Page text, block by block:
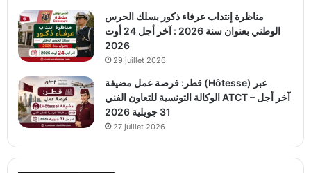
مناظرة إنتداب عرفاء ذكور بسلك الحرس
الوطني بعنوان سنة 2026 : آخر أجل 24 أوت
2026
29 juillet 2026
قطر: فرصة عمل مضيفة (Hôtesse) عبر
الوكالة التونسية للتعاون الفني ATCT – آخر أجل
31 جويلية 2026
27 juillet 2026